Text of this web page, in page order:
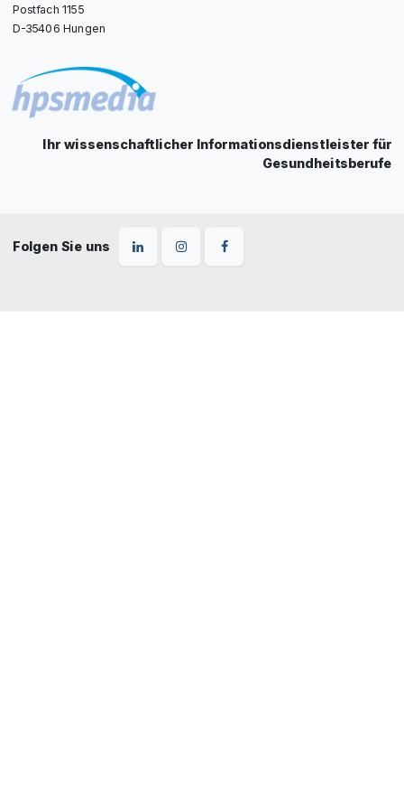
Postfach 1155
D-35406 Hungen
Ihr wissenschaftlicher Informationsdienstleister für
Gesundheitsberufe
Folgen Sie uns